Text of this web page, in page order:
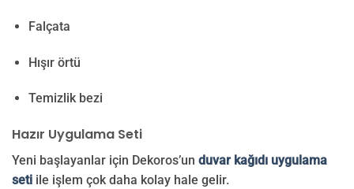
Falçata
Hışır örtü
Temizlik bezi
Hazır Uygulama Seti
Yeni başlayanlar için Dekoros’un duvar kağıdı uygulama
seti ile işlem çok daha kolay hale gelir.